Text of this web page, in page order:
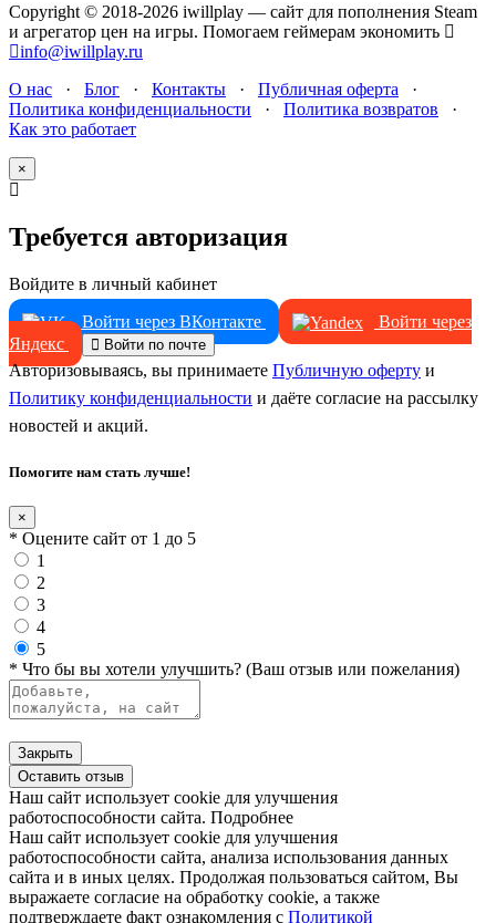
Copyright © 2018-2026 iwillplay — сайт для пополнения Steam
и агрегатор цен на игры. Помогаем геймерам экономить
info@iwillplay.ru
О нас · Блог · Контакты · Публичная оферта ·
Политика конфиденциальности · Политика возвратов ·
Как это работает
×
Требуется авторизация
Войдите в личный кабинет
Войти через ВКонтакте
Войти через
Яндекс
Войти по почте
Авторизовываясь, вы принимаете Публичную оферту и
Политику конфиденциальности и даёте согласие на рассылку
новостей и акций.
Помогите нам стать лучше!
×
* Оцените сайт от 1 до 5
1
2
3
4
5
* Что бы вы хотели улучшить? (Ваш отзыв или пожелания)
Закрыть
Оставить отзыв
Наш сайт использует cookie для улучшения
работоспособности сайта. Подробнее
Наш сайт использует cookie для улучшения
работоспособности сайта, анализа использования данных
сайта и в иных целях. Продолжая пользоваться сайтом, Вы
выражаете согласие на обработку cookie, а также
подтверждаете факт ознакомления с Политикой